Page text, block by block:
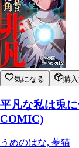
気になる 購
平凡な私は兎
COMIC)
うめのはな, 夢猫